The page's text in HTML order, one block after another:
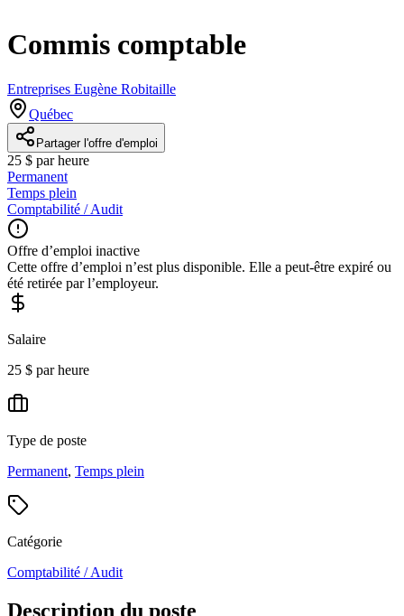
Commis comptable
Entreprises Eugène Robitaille
Québec
Partager l'offre d'emploi
25 $ par heure
Permanent
Temps plein
Comptabilité / Audit
Offre d’emploi inactive
Cette offre d’emploi n’est plus disponible. Elle a peut-être expiré ou
été retirée par l’employeur.
Salaire
25 $ par heure
Type de poste
Permanent, Temps plein
Catégorie
Comptabilité / Audit
Description du poste